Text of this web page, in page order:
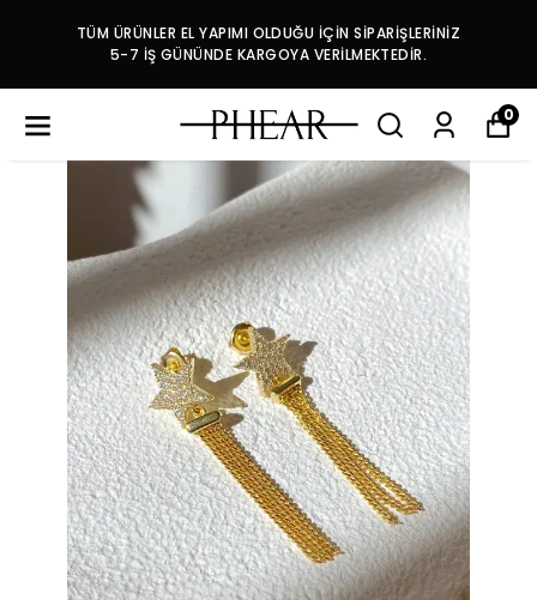
TÜM ÜRÜNLER EL YAPIMI OLDUĞU İÇİN SİPARİŞLERİNİZ
5-7 İŞ GÜNÜNDE KARGOYA VERİLMEKTEDİR.
0